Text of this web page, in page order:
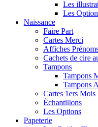
Les
Les
Naissance
Faire Part
Cartes Merci
Affiches
Cachets de cire
Tampons
Tampons
Tampons
Cartes 1ers Mois
Échantillons
Les Options
Papeterie